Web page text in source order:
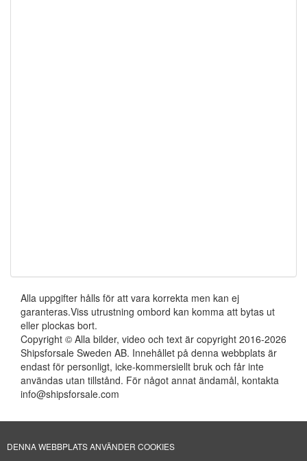
DENNA WEBBPLATS ANVÄNDER COOKIES
Alla uppgifter hålls för att vara korrekta men kan ej
garanteras.Viss utrustning ombord kan komma att bytas ut
eller plockas bort.
Copyright © Alla bilder, video och text är copyright 2016-2026
Shipsforsale Sweden AB. Innehållet på denna webbplats är
endast för personligt, icke-kommersiellt bruk och får inte
användas utan tillstånd. För något annat ändamål, kontakta
info@shipsforsale.com
Få nyheter om fartyg före alla andra.